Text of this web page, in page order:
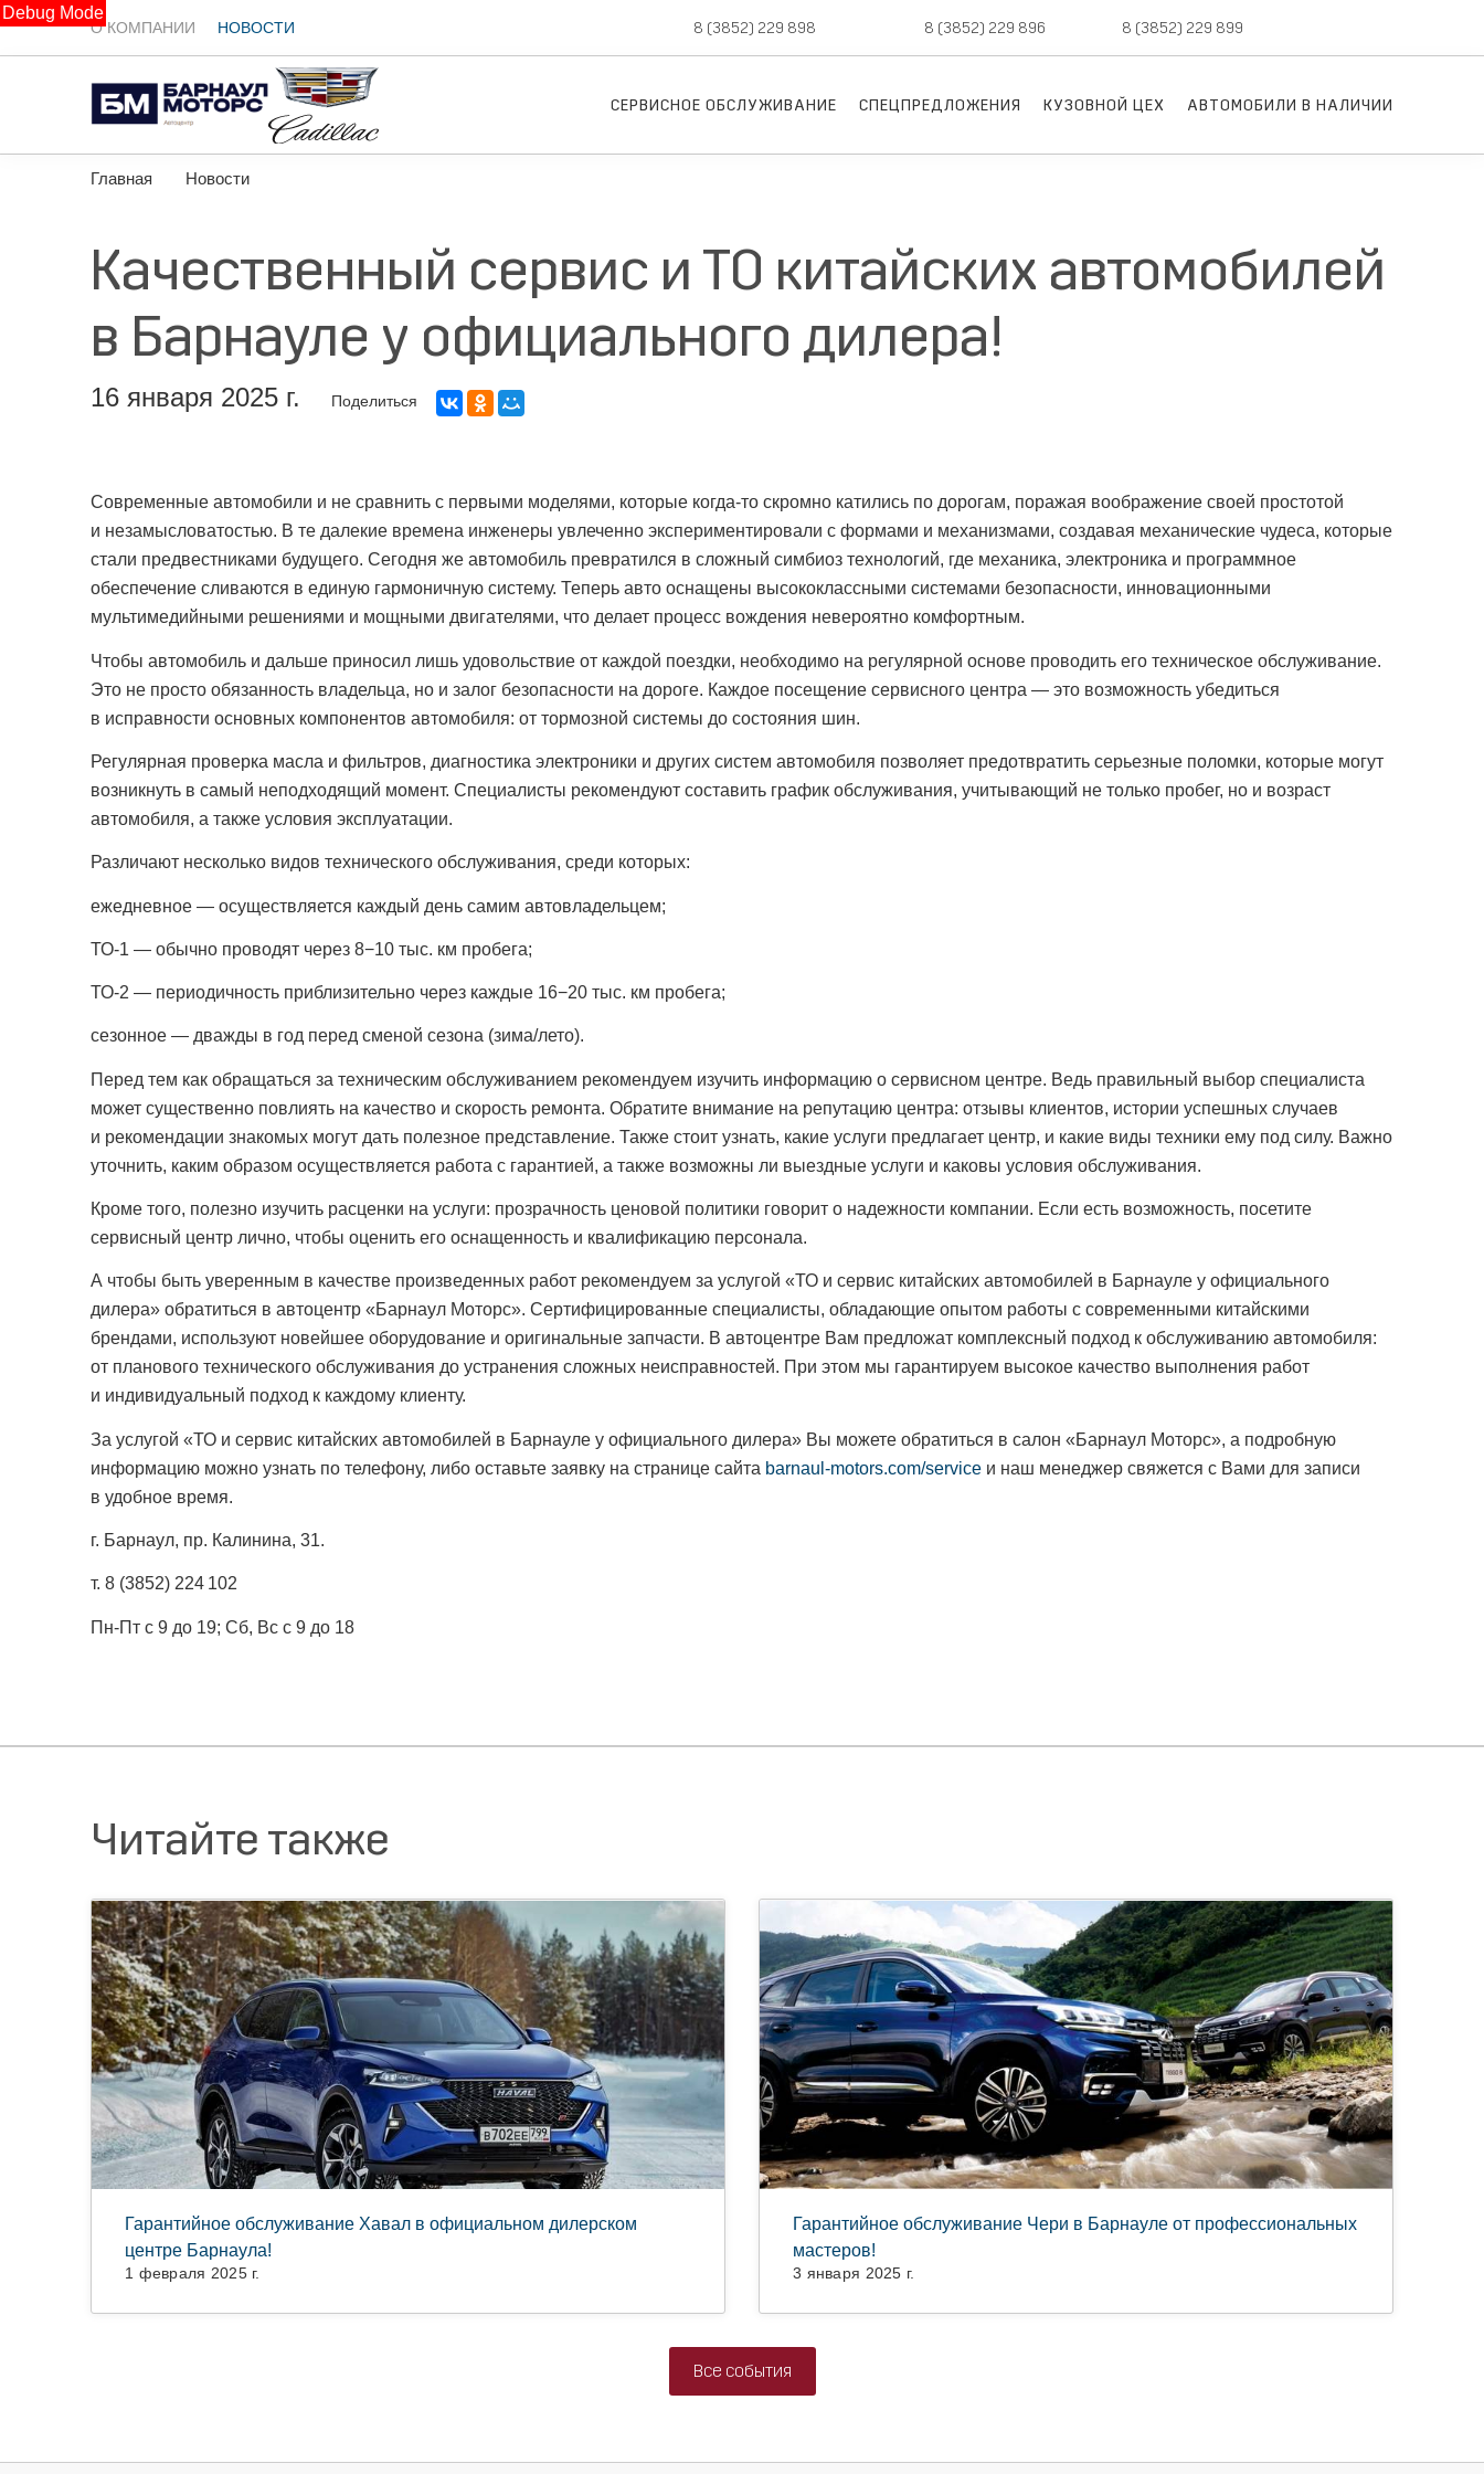
Debug Mode
8 (3852) 229 898 8 (3852) 229 896 8 (3852) 229 899
О КОМПАНИИ НОВОСТИ
СЕРВИСНОЕ ОБСЛУЖИВАНИЕ СПЕЦПРЕДЛОЖЕНИЯ КУЗОВНОЙ ЦЕХ АВТОМОБИЛИ В НАЛИЧИИ
Главная Новости
Качественный сервис и ТО китайских автомобилей
в Барнауле у официального дилера!
16 января 2025 г. Поделиться
Современные автомобили и не сравнить с первыми моделями, которые когда-то скромно катились по дорогам, поражая воображение своей простотой
и незамысловатостью. В те далекие времена инженеры увлеченно экспериментировали с формами и механизмами, создавая механические чудеса, которые
стали предвестниками будущего. Сегодня же автомобиль превратился в сложный симбиоз технологий, где механика, электроника и программное
обеспечение сливаются в единую гармоничную систему. Теперь авто оснащены высококлассными системами безопасности, инновационными
мультимедийными решениями и мощными двигателями, что делает процесс вождения невероятно комфортным.
Чтобы автомобиль и дальше приносил лишь удовольствие от каждой поездки, необходимо на регулярной основе проводить его техническое обслуживание.
Это не просто обязанность владельца, но и залог безопасности на дороге. Каждое посещение сервисного центра — это возможность убедиться
в исправности основных компонентов автомобиля: от тормозной системы до состояния шин.
Регулярная проверка масла и фильтров, диагностика электроники и других систем автомобиля позволяет предотвратить серьезные поломки, которые могут
возникнуть в самый неподходящий момент. Специалисты рекомендуют составить график обслуживания, учитывающий не только пробег, но и возраст
автомобиля, а также условия эксплуатации.
Различают несколько видов технического обслуживания, среди которых:
ежедневное — осуществляется каждый день самим автовладельцем;
ТО-1 — обычно проводят через 8−10 тыс. км пробега;
ТО-2 — периодичность приблизительно через каждые 16−20 тыс. км пробега;
сезонное — дважды в год перед сменой сезона (зима/лето).
Перед тем как обращаться за техническим обслуживанием рекомендуем изучить информацию о сервисном центре. Ведь правильный выбор специалиста
может существенно повлиять на качество и скорость ремонта. Обратите внимание на репутацию центра: отзывы клиентов, истории успешных случаев
и рекомендации знакомых могут дать полезное представление. Также стоит узнать, какие услуги предлагает центр, и какие виды техники ему под силу. Важно
уточнить, каким образом осуществляется работа с гарантией, а также возможны ли выездные услуги и каковы условия обслуживания.
Кроме того, полезно изучить расценки на услуги: прозрачность ценовой политики говорит о надежности компании. Если есть возможность, посетите
сервисный центр лично, чтобы оценить его оснащенность и квалификацию персонала.
А чтобы быть уверенным в качестве произведенных работ рекомендуем за услугой «ТО и сервис китайских автомобилей в Барнауле у официального
дилера» обратиться в автоцентр «Барнаул Моторс». Сертифицированные специалисты, обладающие опытом работы с современными китайскими
брендами, используют новейшее оборудование и оригинальные запчасти. В автоцентре Вам предложат комплексный подход к обслуживанию автомобиля:
от планового технического обслуживания до устранения сложных неисправностей. При этом мы гарантируем высокое качество выполнения работ
и индивидуальный подход к каждому клиенту.
За услугой «ТО и сервис китайских автомобилей в Барнауле у официального дилера» Вы можете обратиться в салон «Барнаул Моторс», а подробную
информацию можно узнать по телефону, либо оставьте заявку на странице сайта barnaul-motors.com/service и наш менеджер свяжется с Вами для записи
в удобное время.
г. Барнаул, пр. Калинина, 31.
т. 8 (3852) 224 102
Пн-Пт с 9 до 19; Сб, Вс с 9 до 18
Читайте также
Гарантийное обслуживание Хавал в официальном дилерском
центре Барнаула!
1 февраля 2025 г.
Гарантийное обслуживание Чери в Барнауле от профессиональных
мастеров!
3 января 2025 г.
Все события